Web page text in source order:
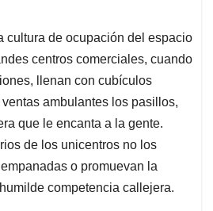
cultura de ocupación del espacio
centros comerciales, cuando
llenan con cubículos
ambulantes los pasillos,
que le encanta a la gente.
de los unicentros no los
o promuevan la
competencia callejera.